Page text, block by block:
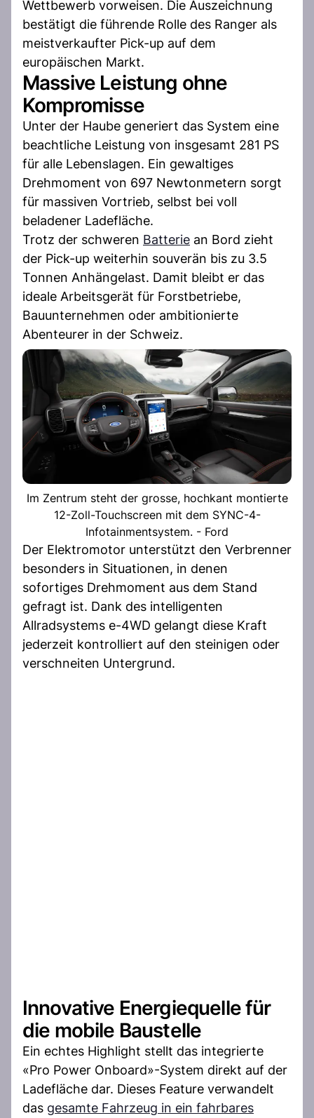
Wettbewerb vorweisen. Die Auszeichnung
bestätigt die führende Rolle des Ranger als
meistverkaufter Pick-up auf dem
europäischen Markt.
Massive Leistung ohne
Kompromisse
Unter der Haube generiert das System eine
beachtliche Leistung von insgesamt 281 PS
für alle Lebenslagen. Ein gewaltiges
Drehmoment von 697 Newtonmetern sorgt
für massiven Vortrieb, selbst bei voll
beladener Ladefläche.
Trotz der schweren Batterie an Bord zieht
der Pick-up weiterhin souverän bis zu 3.5
Tonnen Anhängelast. Damit bleibt er das
ideale Arbeitsgerät für Forstbetriebe,
Bauunternehmen oder ambitionierte
Abenteurer in der Schweiz.
Im Zentrum steht der grosse, hochkant montierte
12-Zoll-Touchscreen mit dem SYNC-4-
Infotainmentsystem. - Ford
Der Elektromotor unterstützt den Verbrenner
besonders in Situationen, in denen
sofortiges Drehmoment aus dem Stand
gefragt ist. Dank des intelligenten
Allradsystems e-4WD gelangt diese Kraft
jederzeit kontrolliert auf den steinigen oder
verschneiten Untergrund.
Innovative Energiequelle für
die mobile Baustelle
Ein echtes Highlight stellt das integrierte
«Pro Power Onboard»-System direkt auf der
Ladefläche dar. Dieses Feature verwandelt
das gesamte Fahrzeug in ein fahrbares